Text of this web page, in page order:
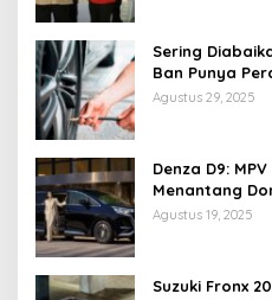
Sering
Ban Punya
Agustus 29, 2025
Denza D9:
Menantang
Agustus 19, 2025
Suzuki Fronx